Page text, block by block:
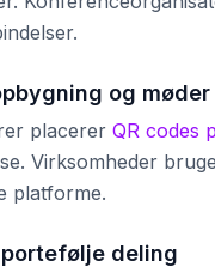
og møder
placerer QR codes
Virksomheder
platforme.
deling